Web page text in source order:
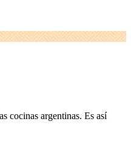
cocinas argentinas. Es así